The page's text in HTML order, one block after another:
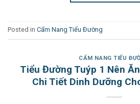
Posted in Cẩm Nang Tiểu Đường
CẨM NANG TIỂU
Tiểu Đường Tuýp 1 Nên
Chi Tiết Dinh Dưỡng